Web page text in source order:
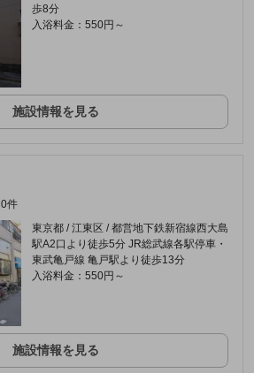
歩8分
入浴料金：550円～
施設情報を見る
0件
東京都 / 江東区 / 都営地下鉄新宿線西大島
駅A2口より徒歩5分 JR総武線各駅停車・
東武亀戸線 亀戸駅より徒歩13分
入浴料金：550円～
施設情報を見る